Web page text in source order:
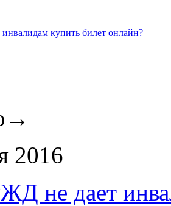
→
2016
не дает